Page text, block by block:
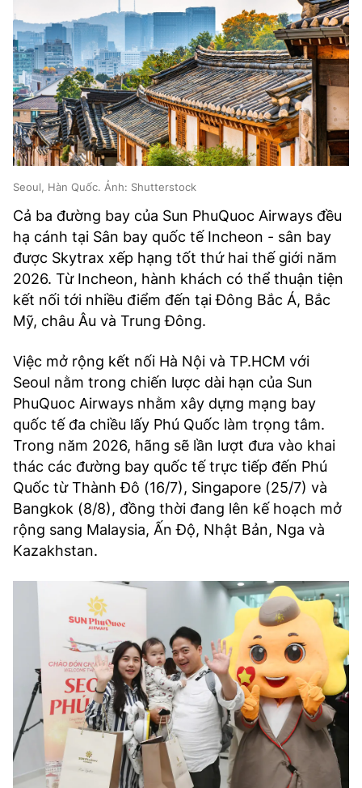
Seoul, Hàn Quốc. Ảnh: Shutterstock
Cả ba đường bay của Sun PhuQuoc Airways đều
hạ cánh tại Sân bay quốc tế Incheon - sân bay
được Skytrax xếp hạng tốt thứ hai thế giới năm
2026. Từ Incheon, hành khách có thể thuận tiện
kết nối tới nhiều điểm đến tại Đông Bắc Á, Bắc
Mỹ, châu Âu và Trung Đông.
Việc mở rộng kết nối Hà Nội và TP.HCM với
Seoul nằm trong chiến lược dài hạn của Sun
PhuQuoc Airways nhằm xây dựng mạng bay
quốc tế đa chiều lấy Phú Quốc làm trọng tâm.
Trong năm 2026, hãng sẽ lần lượt đưa vào khai
thác các đường bay quốc tế trực tiếp đến Phú
Quốc từ Thành Đô (16/7), Singapore (25/7) và
Bangkok (8/8), đồng thời đang lên kế hoạch mở
rộng sang Malaysia, Ấn Độ, Nhật Bản, Nga và
Kazakhstan.